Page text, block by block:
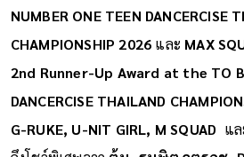
NUMBER ONE TEEN DANCERCISE
CHAMPIONSHIP 2026 และ MAX
2nd Runner-Up Award at the TO
DANCERCISE THAILAND
G-RUKE, U-NIT GIRL, M SQUAD แล